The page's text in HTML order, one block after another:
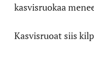
kasvisruokaa
Kasvisruoat siis